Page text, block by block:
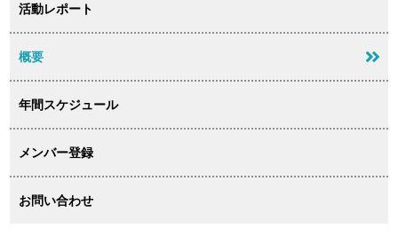
活動レポート
概要
年間スケジュール
メンバー登録
お問い合わせ